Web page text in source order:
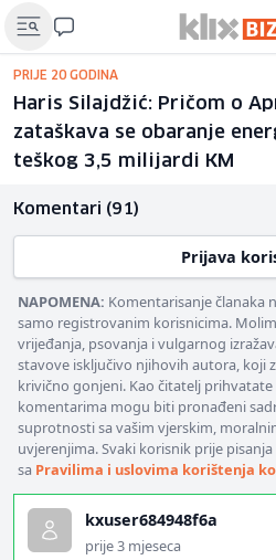
PRIJE 20 GODINA
Haris Silajdžić: Pričom o
zataškava se obaranje
teškog 3,5 milijardi KM
Komentari (91)
Prijava
NAPOMENA: Komentarisanje članaka
samo registrovanim korisnicima.
vrijeđanja, psovanja i vulgarnog
stavove isključivo njihovih autora, koji
krivično gonjeni. Kao čitatelj
komentarima mogu biti pronađeni
suprotnosti sa vašim vjerskim,
uvjerenjima. Svaki korisnik prije
sa Pravilima i uslovima korištenja
kxuser684948f6a
prije 3 mjeseca